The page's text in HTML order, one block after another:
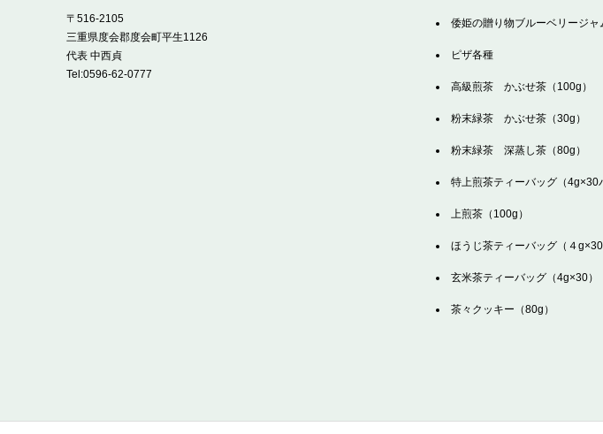
〒516-2105
三重県度会郡度会町平生1126
代表 中西貞
Tel:0596-62-0777
倭姫の贈り物ブルーベリージャ
ピザ各種
高級煎茶 かぶせ茶（100g）
粉末緑茶 かぶせ茶（30g）
粉末緑茶 深蒸し茶（80g）
特上煎茶ティーバッグ（4g×30
上煎茶（100g）
ほうじ茶ティーバッグ（４g×30
玄米茶ティーバッグ（4g×30）
茶々クッキー（80g）